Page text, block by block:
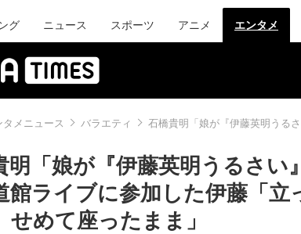
グ ニュース スポーツ アニメ エンタメ
タメニュース バラエティ 石橋貴明「娘が『伊藤英明うる
明「娘が『伊藤英明うるさい
館ライブに参加した伊藤「立
せめて座ったまま」